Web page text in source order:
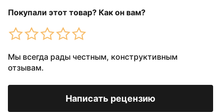
Покупали этот товар? Как он вам?
Мы всегда рады честным, конструктивным
отзывам.
Написать рецензию